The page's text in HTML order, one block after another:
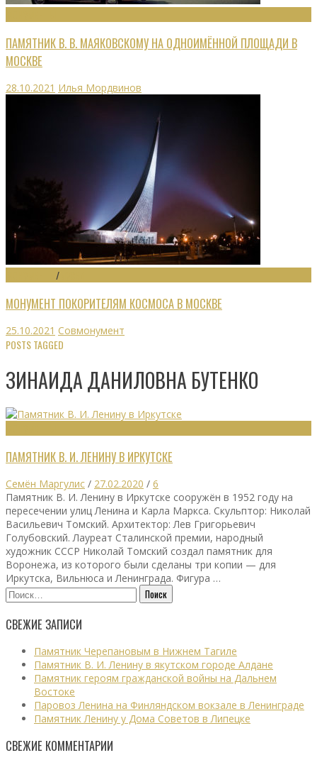
ПАМЯТНИК В. В. МАЯКОВСКОМУ НА ОДНОИМЁННОЙ ПЛОЩАДИ В
МОСКВЕ
28.10.2021 Илья Мордвинов
/
МОНУМЕНТ ПОКОРИТЕЛЯМ КОСМОСА В МОСКВЕ
25.10.2021 Совмонумент
POSTS TAGGED
ЗИНАИДА ДАНИЛОВНА БУТЕНКО
ПАМЯТНИК В. И. ЛЕНИНУ В ИРКУТСКЕ
Семён Маргулис / 27.02.2020 / 6
Памятник В. И. Ленину в Иркутске сооружён в 1952 году на
пересечении улиц Ленина и Карла Маркса. Скульптор: Николай
Васильевич Томский. Архитектор: Лев Григорьевич
Голубовский. Лауреат Сталинской премии, народный
художник СССР Николай Томский создал памятник для
Воронежа, из которого были сделаны три копии — для
Иркутска, Вильнюса и Ленинграда. Фигура …
Найти:
СВЕЖИЕ ЗАПИСИ
Памятник Черепановым в Нижнем Тагиле
Памятник В. И. Ленину в якутском городе Алдане
Памятник героям гражданской войны на Дальнем
Востоке
Паровоз Ленина на Финляндском вокзале в Ленинграде
Памятник Ленину у Дома Советов в Липецке
СВЕЖИЕ КОММЕНТАРИИ